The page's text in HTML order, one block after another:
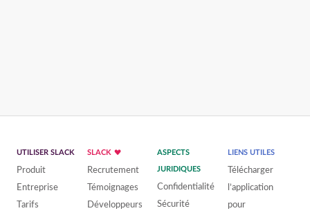
UTILISER SLACK
Produit
Entreprise
Tarifs
SLACK
Recrutement
Témoignages
Développeurs
ASPECTS
JURIDIQUES
Confidentialité
Sécurité
LIENS UTILES
Télécharger
l’application
pour